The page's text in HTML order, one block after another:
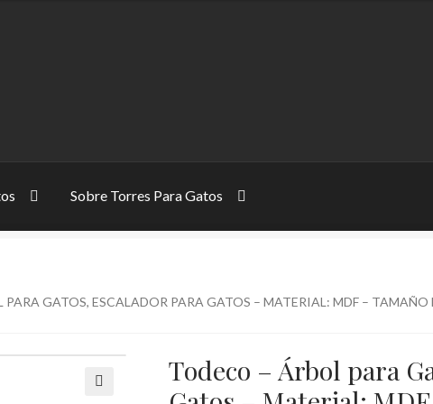
Sobre Torres Para Gatos
FácilTorres Para Gatos y Rascadores
PARA GATOS, ESCALADOR PARA GATOS – MATERIAL: MDF –
Todeco – Árbol para